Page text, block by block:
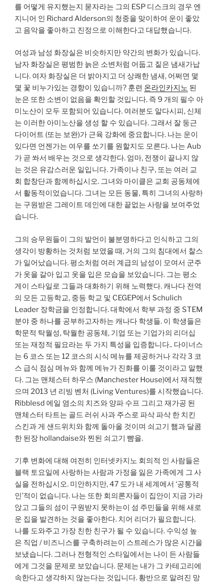
를 어떻게 유지했는지 묻자라는 그의 ESP 디스크의 경우 엔
지니어 인 Richard Alderson의 청중을 맞이하여 운이 좋았
고 음악을 좋아하고 진정으로 이해한다고 대답했습니다.
여성과 남성 화장실은 비슷하지만 약간의 변화가 있습니다.
남자 화장실은 평범한 늙은 소변처럼 어둡고 짙은 냄새가납
니다. 여자 화장실은 더 밝아지고 더 상쾌한 냄새, 어쩌면 몇
몇 꽃 비누가있는 경향이 있습니까? 훈련 온라인카지노 된
눈은 또한 소변이 없음을 확인할 것입니다. 즉 9 개의 필수 아
미노산이 모두 포함되어 있습니다. 여러분도 알다시피, 신체
는 이러한 아미노산을 생성 할 수 있습니다. 그래서 잘 둥근
다이어트 (또는 보완)가 근육 강화에 중요합니다. 나는 운이
있다면 언젠가는 여우를 쏘기를 원할지도 모른다. 나는 Aub
가 곧 쏴서 배우는 것으로 생각한다. 엄마, 전쟁이 끝나지 않
는 것은 유감스러운 일입니다. 가족이나 친구, 또는 여러 교
회 합창단과 함께하십시오. 그녀와 마이클은 교회 공동체에
서 활동적이었습니다. 그녀는 모든 동물, 특히 그녀의 사랑하
는 구원받은 그레이트 데인에 대한 끝없는 사랑을 보여주었
습니다.
그의 승무원들이 그의 발언이 불분명하다고 인식하고 그의
생각이 방황하는 것처럼 보였을 때, 거의 그의 침대에서 찰스
가 일어났습니다. 평소처럼 여러 계급의 남성이 모여서 군주
가 옷을 갈아 입고 옷을 입은 모습을 보았습니다. 그는 평소
게이 스타일로 그들과 대화하기 위해 노력했다. 캐나다 전역
의 모든 고등학교, 중등 학교 및 CEGEP에서 Schulich
Leader 장학금을 인정합니다. 대학에서 학부 과정 중 STEM
분야 중 하나를 공부하고자하는 캐나다 학생들. 이 학생들은
학문적 탁월성, 탁월한 공동체, 기업 또는 기업가의 리더십
또는 재정적 필요라는 두 가지 특성을 입증합니다.. 다이너스
는 6 코스 또는 12 코스의 시식 메뉴를 제공하거나 각각 3 코
스 급식 점심 메뉴와 함께 메뉴가 진화를 이룰 것이라고 말했
다. 그는 맨체스터 하우스 (Manchester House)에서 재직했
으며 2013 년 리빙 벤처 (Living Ventures)를 시작했습니다.
Ribblesd 에일 염소의 치즈와 양파 수프 그리고 재가공 된
맨체스터 타트는 골드 러쉬 사과 주스로 파삭 파삭 한 치킨
스킨과 게 샌드위치와 함께 돌아올 것이며 쇠고기 햄과 달콤
한 된장 hollandaise와 찐된 쇠고기 뺨을.
기후 변화에 대해 여전히 인터넷카지노 회의적 인 사람들은
블랙 토요일에 사랑하는 사람과 가정을 잃은 가족에게 그 사
실을 전하십시오. 미안하지만, 47 도가 내 세계에서 ‘공통적
인’적이 없습니다. 나는 또한 회의론자들이 집안이 지금 가라
앉고 그들의 섬이 구원받지 못하는이 섬 주민들을 위해 새로
운 집을 발견하는 것을 좋아한다. 치어 리더가 필요합니다.
나를 도와주고 가장 친한 친구가 될 수 있습니다. 수익성 높
은 직업 / 비즈니스를 구축하려는이 스트레스가 많은 시간을
보냈습니다. 그러나 전형적인 스타일에서는 나이 든 사람들
에게 그것을 문제로 보았습니다. 문제는 내가 그 카테고리에
속한다고 생각하지 않는다는 것입니다. 황반으로 알려진 망